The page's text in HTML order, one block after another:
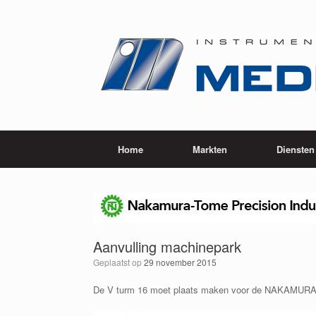
Home Markten Diensten
Aanvulling machinepark
Geplaatst op29 november 2015
De V turm 16 moet plaats maken voor de